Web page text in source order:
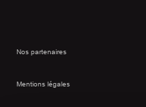
Nos partenaires
Mentions légales